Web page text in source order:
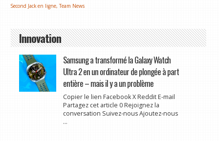
Second Jack en ligne, Team News
Innovation
Samsung a transformé la Galaxy Watch
Ultra 2 en un ordinateur de plongée à part
entière – mais il y a un problème
Copier le lien Facebook X Reddit E-mail
Partagez cet article 0 Rejoignez la
conversation Suivez-nous Ajoutez-nous
...